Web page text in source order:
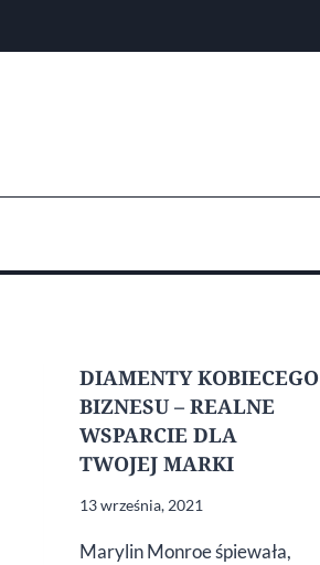
DIAMENTY KOBIECEGO
BIZNESU – REALNE
WSPARCIE DLA
TWOJEJ MARKI
13 września, 2021
Marylin Monroe śpiewała,